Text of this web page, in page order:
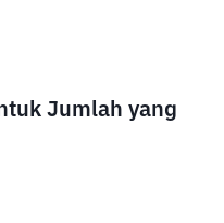
Jumlah yang